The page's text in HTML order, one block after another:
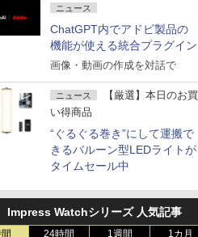
ニュース
ChatGPT内でアドビ製品の
機能が使える統合プラグイン
画像・動画の作成を対話で
ニュース
【厳選】本日のお買
い得商品
“ぐるぐる巻き”にして運搬で
きるバルーン型LEDライトが
タイムセール中
Impress Watchシリーズ 人気記事
24時間 1週間 1カ月